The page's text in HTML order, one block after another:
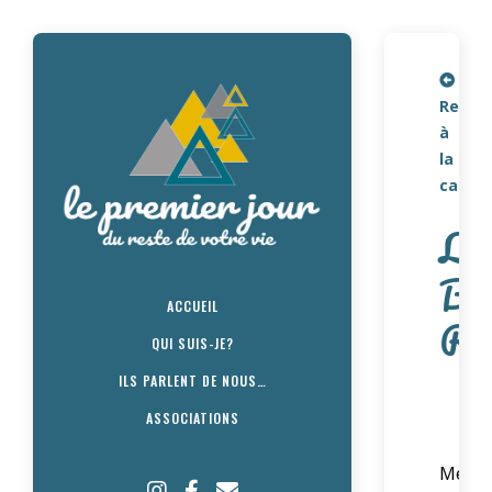
ACCUEIL
QUI SUIS-JE?
ILS PARLENT DE NOUS…
ASSOCIATIONS
Retour
à
la
carte